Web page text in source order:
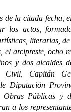
la citada fecha, el
los actos,
literarias, de
el arcipreste, ocho
y dos alcaldes
Capitán
Diputación
Obras Públicas y
a los